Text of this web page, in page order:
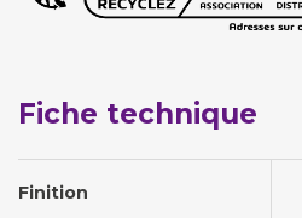
Fiche technique
Finition